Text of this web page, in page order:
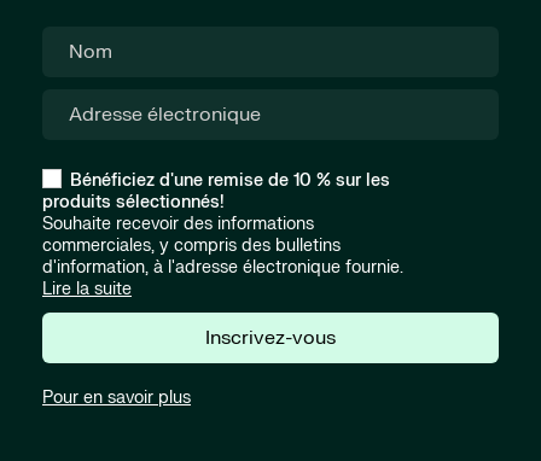
Bénéficiez d'une remise de 10 % sur les
produits sélectionnés!
Souhaite recevoir des informations
commerciales, y compris des bulletins
d'information, à l'adresse électronique fournie.
Lire la suite
Inscrivez-vous
Pour en savoir plus